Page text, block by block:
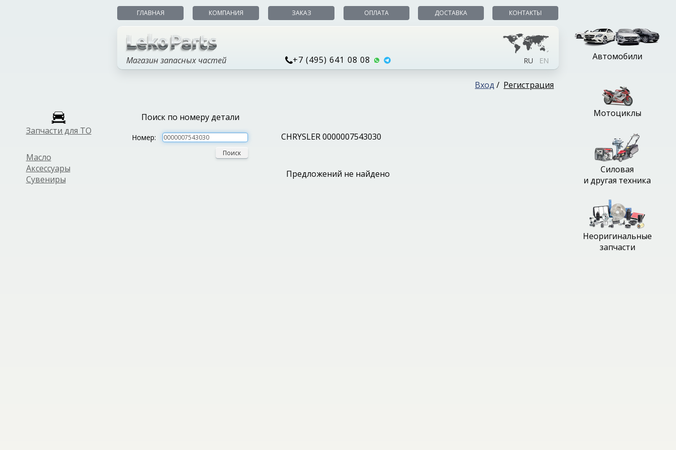
Запчасти для ТО
Масло
Аксессуары
Сувениры
ГЛАВНАЯ КОМПАНИЯ ЗАКАЗ ОПЛАТА ДОСТАВКА КОНТАКТЫ
Магазин запасных частей +7 (495) 641 08 08 RU EN
Вход / Регистрация
Поиск по номеру детали
Номер:
Поиск
CHRYSLER 0000007543030
Предложений не найдено
Автомобили
Мотоциклы
Силовая
и другая техника
Неоригинальные
запчасти